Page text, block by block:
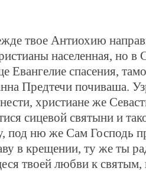
твое Антиохию
населенная, но в
Евангелие спасения,
Предтечи почиваша.
христиане же
сицевой святыни и
под ню же Сам Господь
в крещении, ту же ты
твоей любви к святым,